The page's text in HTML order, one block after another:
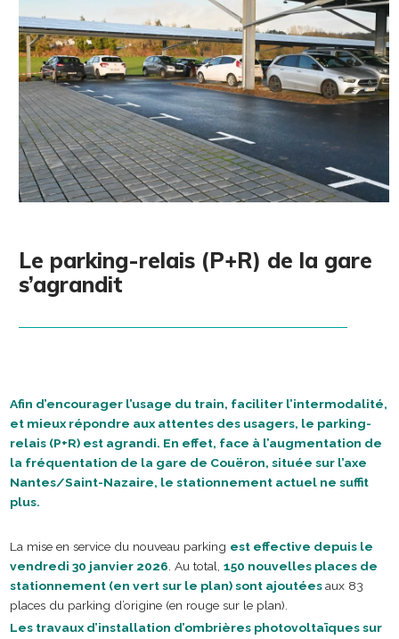
Le parking-relais (P+R) de la gare
s’agrandit
Afin d’encourager l’usage du train, faciliter l’intermodalité,
et mieux répondre aux attentes des usagers, le parking-
relais (P+R) est agrandi. En effet, face à l’augmentation de
la fréquentation de la gare de Couëron, située sur l’axe
Nantes/Saint-Nazaire, le stationnement actuel ne suffit
plus.
La mise en service du nouveau parking est effective depuis le
vendredi 30 janvier 2026 Au total,150 nouvelles places de
stationnement (en vert sur le plan) sont ajoutéesaux 83
places du parking d’origine (en rouge sur le plan).
Les travaux d’installation d’ombrières photovoltaïques sur